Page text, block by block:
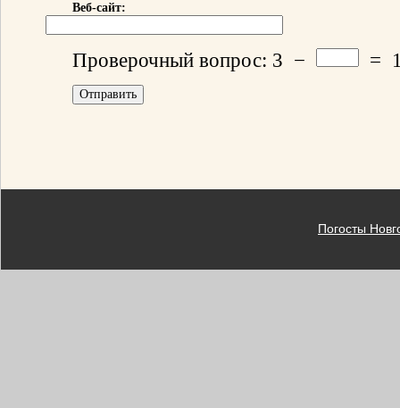
Веб-сайт:
Проверочный вопрос: 3 − =
Погосты